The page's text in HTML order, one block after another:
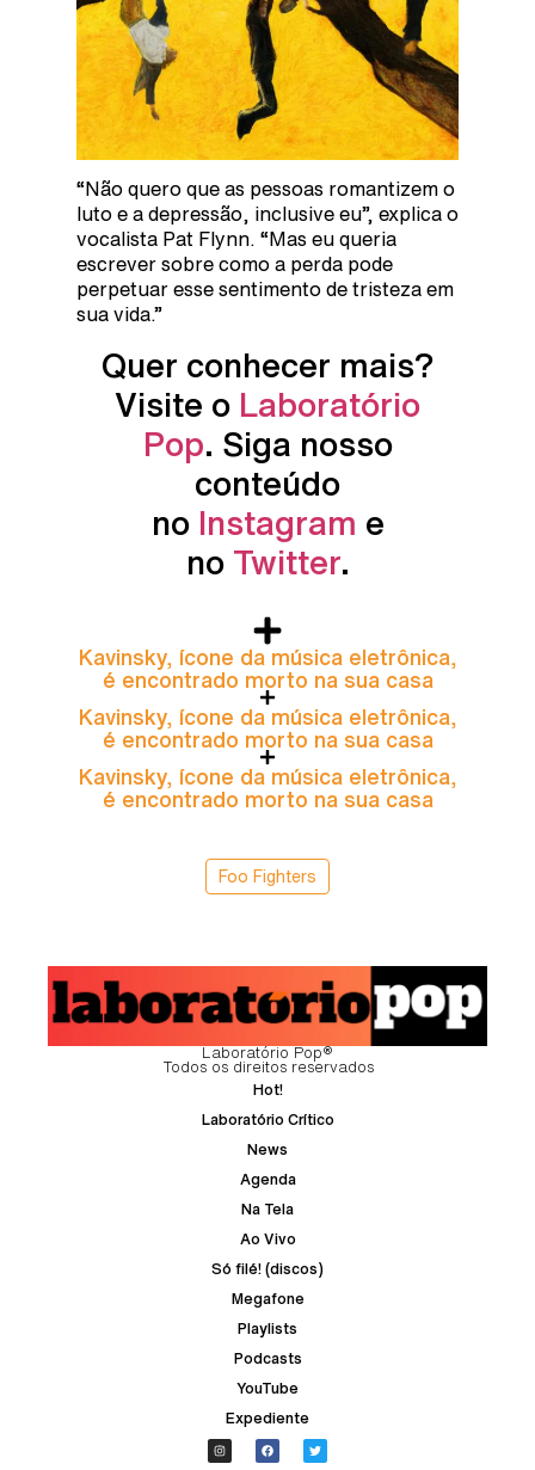
“Não quero que as pessoas romantizem o
luto e a depressão, inclusive eu”, explica o
vocalista Pat Flynn. “Mas eu queria
escrever sobre como a perda pode
perpetuar esse sentimento de tristeza em
sua vida.”
Quer conhecer mais?
Visite o Laboratório
Pop. Siga nosso
conteúdo
no Instagram e
no Twitter.
Kavinsky, ícone da música eletrônica,
é encontrado morto na sua casa
Kavinsky, ícone da música eletrônica,
é encontrado morto na sua casa
Kavinsky, ícone da música eletrônica,
é encontrado morto na sua casa
Foo Fighters
Laboratório Pop®
Todos os direitos reservados
Hot!
Laboratório Crítico
News
Agenda
Na Tela
Ao Vivo
Só filé! (discos)
Megafone
Playlists
Podcasts
YouTube
Expediente